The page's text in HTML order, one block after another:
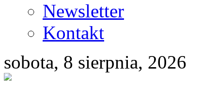
Newsletter
Kontakt
sobota, 8 sierpnia, 2026